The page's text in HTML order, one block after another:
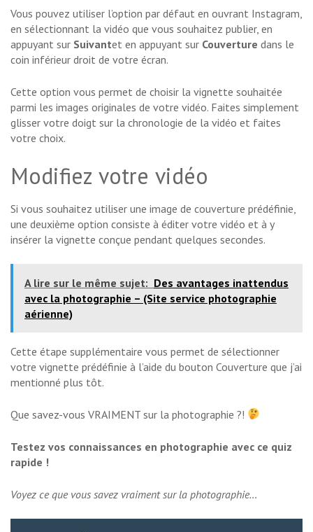
Vous pouvez utiliser l’option par défaut en ouvrant Instagram,
en sélectionnant la vidéo que vous souhaitez publier, en
appuyant sur Suivantet en appuyant sur Couverture dans le
coin inférieur droit de votre écran.
Cette option vous permet de choisir la vignette souhaitée
parmi les images originales de votre vidéo. Faites simplement
glisser votre doigt sur la chronologie de la vidéo et faites
votre choix.
Modifiez votre vidéo
Si vous souhaitez utiliser une image de couverture prédéfinie,
une deuxième option consiste à éditer votre vidéo et à y
insérer la vignette conçue pendant quelques secondes.
A lire sur le même sujet: Des avantages inattendus
avec la photographie – (Site service photographie
aérienne)
Cette étape supplémentaire vous permet de sélectionner
votre vignette prédéfinie à l’aide du bouton Couverture que j’ai
mentionné plus tôt.
Que savez-vous VRAIMENT sur la photographie ?!
Testez vos connaissances en photographie avec ce quiz
rapide !
Voyez ce que vous savez vraiment sur la photographie…